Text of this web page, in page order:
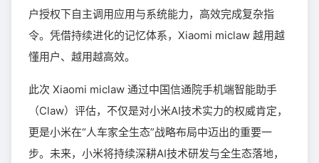
户授权下自主调用应用与系统能力，高效完成复杂指
令。凭借持续进化的记忆体系，Xiaomi miclaw 越用越
懂用户、越用越高效。
此次 Xiaomi miclaw 通过中国信通院手机端智能助手
（Claw）评估，不仅是对小米AI技术实力的权威肯定，
更是小米在“人车家全生态”战略布局中迈出的重要一
步。未来，小米将持续深耕AI技术研发与全生态落地，